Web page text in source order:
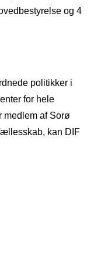
og 4
politikker i
for hele
af Sorø
kan DIF